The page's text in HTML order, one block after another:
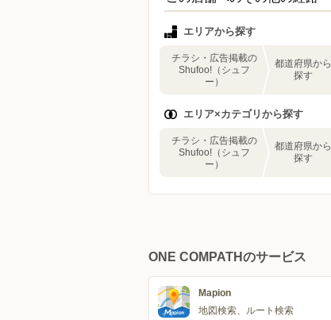
エリアから探す
チラシ・広告掲載の
Shufoo!（シュフ
ー）
都道府県から
探す
エリア×カテゴリから探す
チラシ・広告掲載の
Shufoo!（シュフ
ー）
都道府県から
探す
ONE COMPATHのサービス
Mapion
地図検索、ルート検索